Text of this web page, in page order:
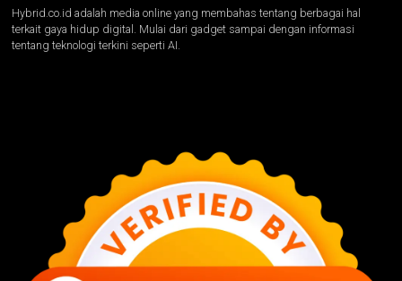
Hybrid.co.id adalah media online yang membahas tentang berbagai hal
terkait gaya hidup digital. Mulai dari gadget sampai dengan informasi
tentang teknologi terkini seperti AI.